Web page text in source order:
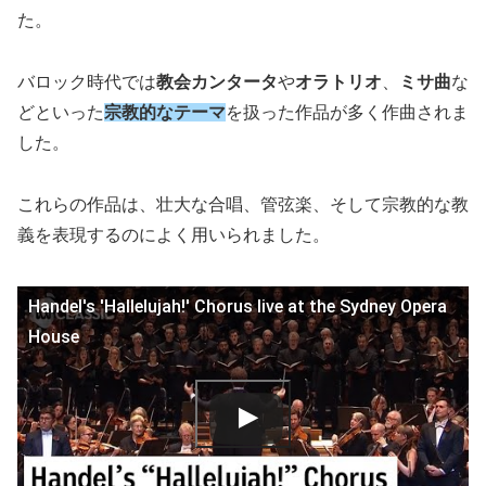
た。
バロック時代では教会カンタータやオラトリオ ミサ曲な
どといった宗教的なテーマを扱った作品が多く作曲されま
した。
これらの作品は、壮大な合唱、管弦楽、そして宗教的な教
義を表現するのによく用いられました。
Handel's 'Hallelujah!' Chorus live at the Sydney Opera
House